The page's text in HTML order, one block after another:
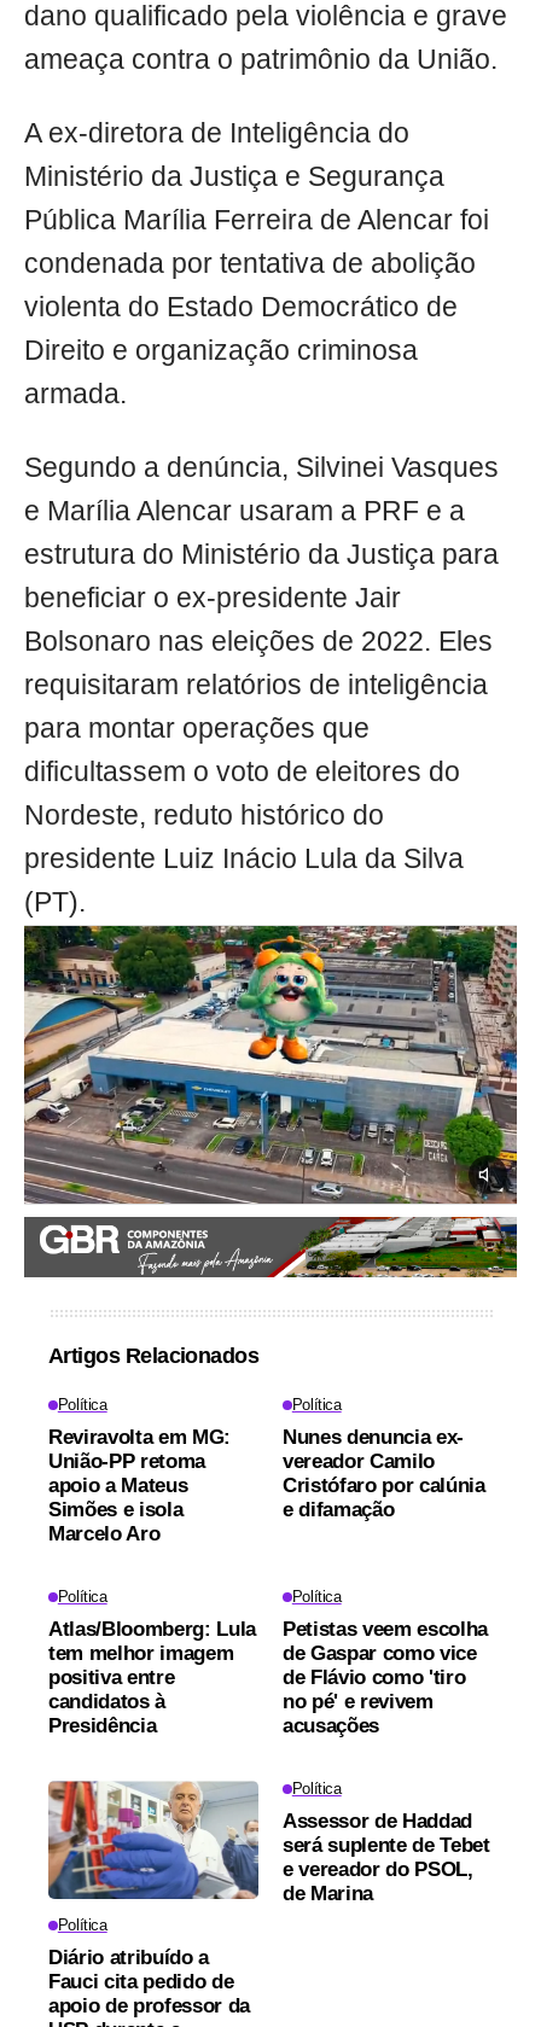
dano qualificado pela violência e grave
ameaça contra o patrimônio da União.
A ex-diretora de Inteligência do
Ministério da Justiça e Segurança
Pública Marília Ferreira de Alencar foi
condenada por tentativa de abolição
violenta do Estado Democrático de
Direito e organização criminosa
armada.
Segundo a denúncia, Silvinei Vasques
e Marília Alencar usaram a PRF e a
estrutura do Ministério da Justiça para
beneficiar o ex-presidente Jair
Bolsonaro nas eleições de 2022. Eles
requisitaram relatórios de inteligência
para montar operações que
dificultassem o voto de eleitores do
Nordeste, reduto histórico do
presidente Luiz Inácio Lula da Silva
(PT).
Artigos Relacionados
Política
Reviravolta em MG:
União-PP retoma
apoio a Mateus
Simões e isola
Marcelo Aro
Política
Nunes denuncia ex-
vereador Camilo
Cristófaro por calúnia
e difamação
Política
Atlas/Bloomberg: Lula
tem melhor imagem
positiva entre
candidatos à
Presidência
Política
Petistas veem escolha
de Gaspar como vice
de Flávio como 'tiro
no pé' e revivem
acusações
Política
Diário atribuído a
Fauci cita pedido de
apoio de professor da
Política
Assessor de Haddad
será suplente de Tebet
e vereador do PSOL,
de Marina